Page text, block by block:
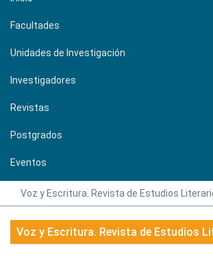
Facultades
Unidades de Investigación
Investigadores
Revistas
Postgrados
Eventos
Voz y Escritura. Revista de Estudios
Voz y Escritura. Revista de Estudios